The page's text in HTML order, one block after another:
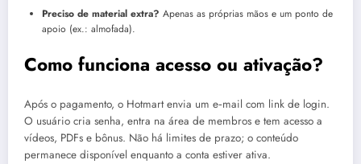
Preciso de material extra? Apenas as próprias mãos e um ponto de
apoio (ex.: almofada).
Como funciona acesso ou ativação?
Após o pagamento, o Hotmart envia um e‑mail com link de login.
O usuário cria senha, entra na área de membros e tem acesso a
vídeos, PDFs e bônus. Não há limites de prazo; o conteúdo
permanece disponível enquanto a conta estiver ativa.